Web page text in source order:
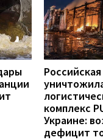
комплекс
Украине:
дефицит